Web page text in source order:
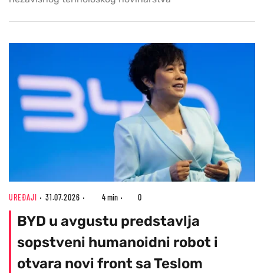
UREĐAJI 31.07.2026 4 min 0
BYD u avgustu predstavlja
sopstveni humanoidni robot i
otvara novi front sa Teslom